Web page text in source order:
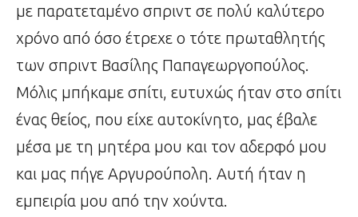
με παρατεταμένο σπριντ σε πολύ καλύτερο
χρόνο από όσο έτρεχε ο τότε πρωταθλητής
των σπριντ Βασίλης Παπαγεωργοπούλος.
Μόλις μπήκαμε σπίτι, ευτυχώς ήταν στο σπίτι
ένας θείος, που είχε αυτοκίνητο, μας έβαλε
μέσα με τη μητέρα μου και τον αδερφό μου
και μας πήγε Αργυρούπολη. Αυτή ήταν η
εμπειρία μου από την χούντα.